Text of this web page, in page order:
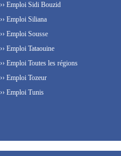
›› Emploi Sidi Bouzid
›› Emploi Siliana
›› Emploi Sousse
›› Emploi Tataouine
›› Emploi Toutes les régions
›› Emploi Tozeur
›› Emploi Tunis